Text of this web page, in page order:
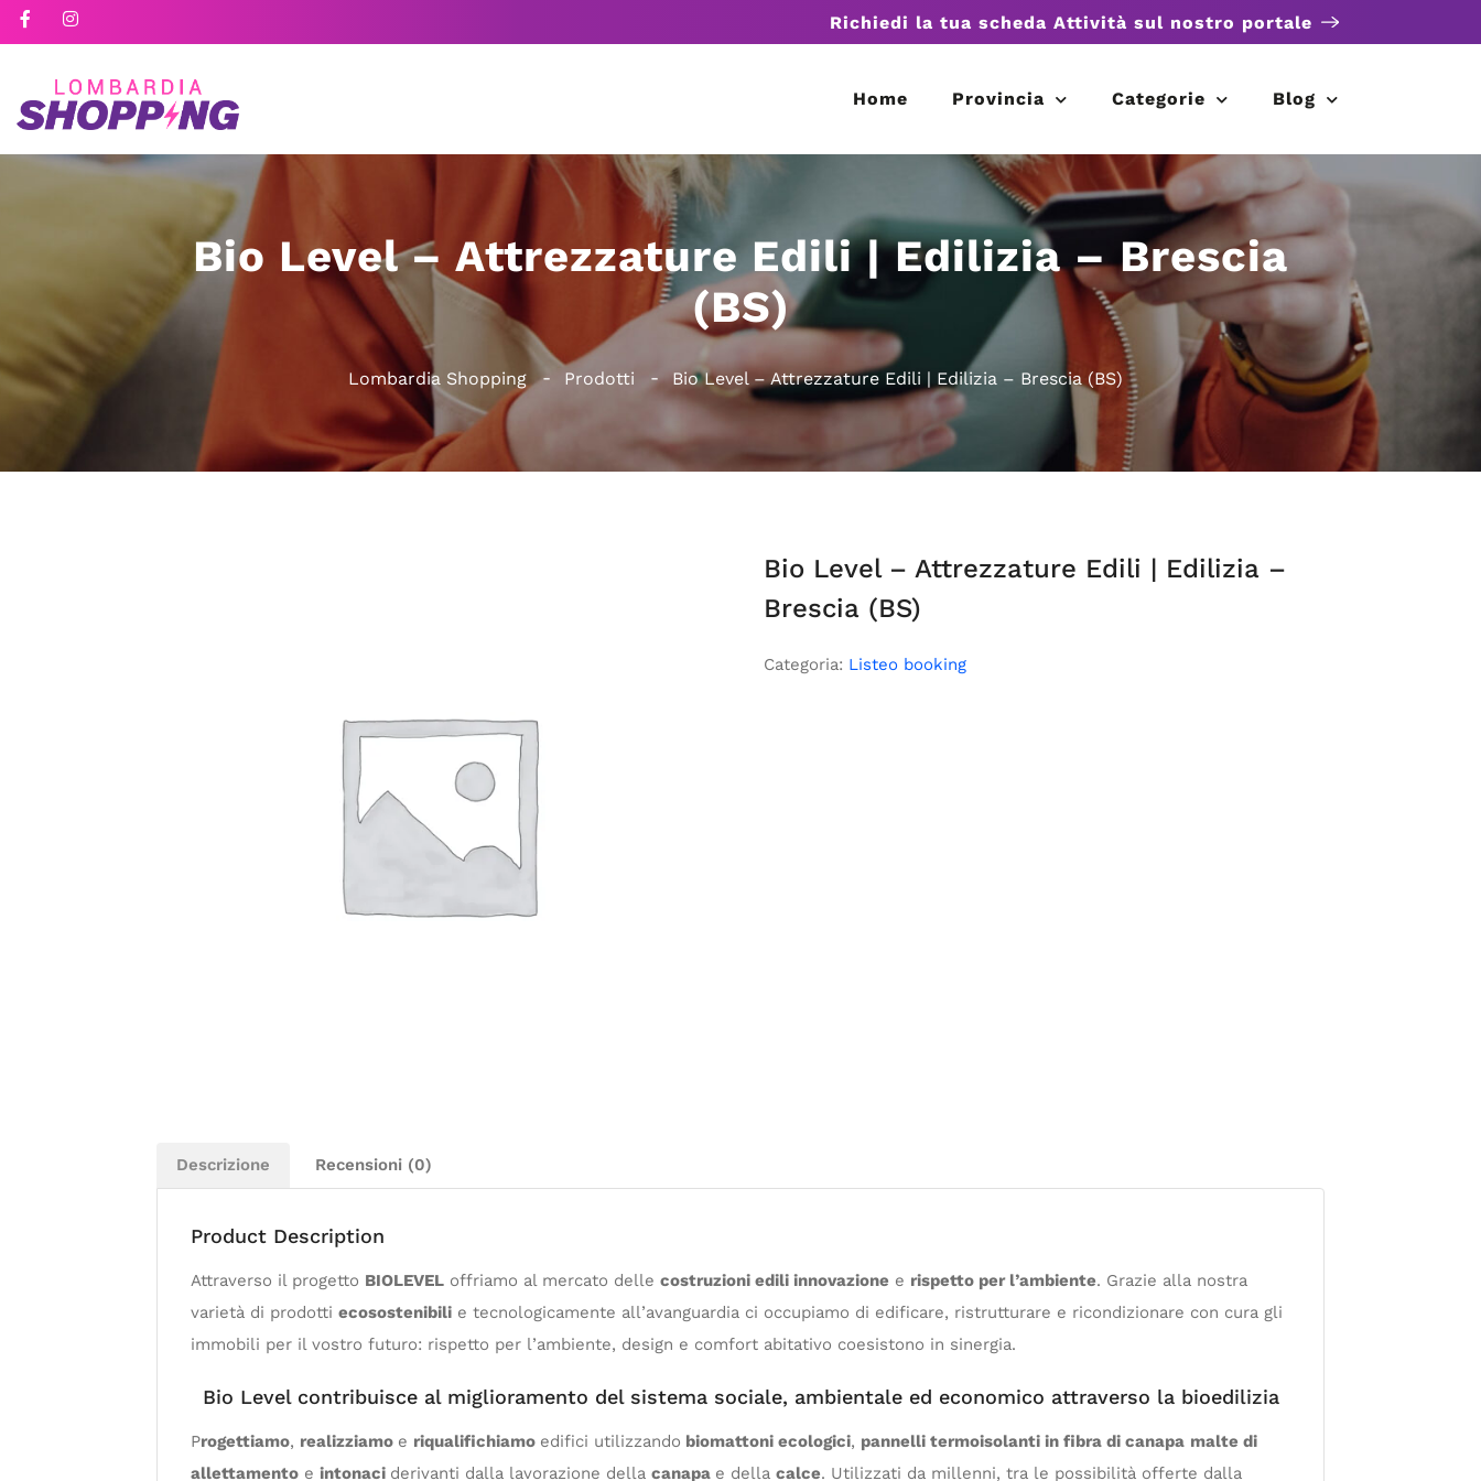
Richiedi la tua scheda Attività sul nostro portale
Home Provincia Categorie Blog
Bio Level – Attrezzature Edili | Edilizia – Brescia
(BS)
Lombardia Shopping Prodotti Bio Level – Attrezzature Edili | Edilizia – Brescia (BS)
Bio Level – Attrezzature Edili | Edilizia –
Brescia (BS)
Categoria: Listeo booking
Descrizione Recensioni (0)
Product Description
Attraverso il progetto BIOLEVEL offriamo al mercato delle costruzioni edili innovazione e rispetto per l’ambiente. Grazie alla nostra
varietà di prodotti ecosostenibili e tecnologicamente all’avanguardia ci occupiamo di edificare, ristrutturare e ricondizionare con cura gli
immobili per il vostro futuro: rispetto per l’ambiente, design e comfort abitativo coesistono in sinergia.
Bio Level contribuisce al miglioramento del sistema sociale, ambientale ed economico attraverso la bioedilizia
Progettiamo, realizziamo e riqualifichiamo edifici utilizzando biomattoni ecologici, pannelli termoisolanti in fibra di canapa malte di
allettamento e intonaci derivanti dalla lavorazione della canapa e della calce. Utilizzati da millenni, tra le possibilità offerte dalla